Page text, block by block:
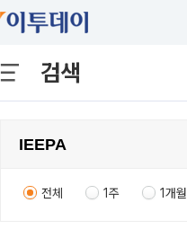
검색
전체 1주 1개월